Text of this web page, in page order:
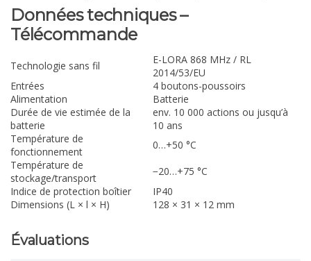
Données techniques –
Télécommande
Technologie sans fil
E-LORA 868 MHz / RL
2014/53/EU
Entrées
4 boutons-poussoirs
Alimentation
Batterie
Durée de vie estimée de la
batterie
env. 10 000 actions ou jusqu’à
10 ans
Température de
fonctionnement
0…+50 °C
Température de
stockage/transport
−20…+75 °C
Indice de protection boîtier
IP40
Dimensions (L × l × H)
128 × 31 × 12 mm
Évaluations